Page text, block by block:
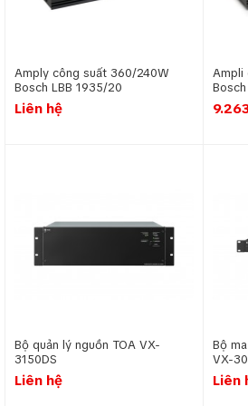
Bộ xử lý trung tâm: Mixer hoặc
để điều chỉnh âm lượng, tín hiệu.
Amply: Tăng cường tín hiệu âm
hiệu truyền tải ổn định.
bảo hoạt động liên tục khi mất
Amply công suất 360/240W
Bosch LBB 1935/20
Liên hệ
Ampli
Bộ quản lý nguồn TOA VX-
3150DS
Liên hệ
Bộ
VX-
Liên